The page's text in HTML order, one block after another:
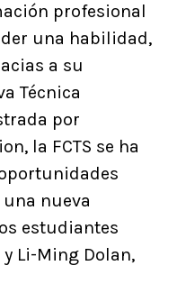
profesional
una habilidad,
a su
Técnica
por
la FCTS se ha
nueva
estudiantes
Li-Ming Dolan,